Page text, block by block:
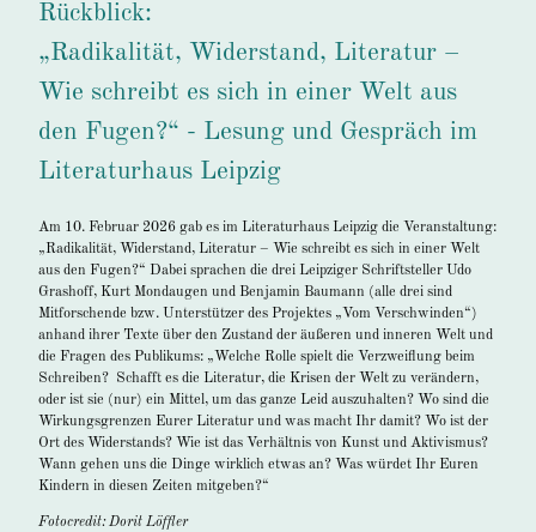
Rückblick:
„Radikalität, Widerstand, Literatur –
Wie schreibt es sich in einer Welt aus
den Fugen?“ - Lesung und Gespräch im
Literaturhaus Leipzig
Am 10. Februar 2026 gab es im Literaturhaus Leipzig die Veranstaltung:
„Radikalität, Widerstand, Literatur – Wie schreibt es sich in einer Welt
aus den Fugen?“ Dabei sprachen die drei Leipziger Schriftsteller Udo
Grashoff, Kurt Mondaugen und Benjamin Baumann (alle drei sind
Mitforschende bzw. Unterstützer des Projektes „Vom Verschwinden“)
anhand ihrer Texte über den Zustand der äußeren und inneren Welt und
die Fragen des Publikums: „Welche Rolle spielt die Verzweiflung beim
Schreiben? Schafft es die Literatur, die Krisen der Welt zu verändern,
oder ist sie (nur) ein Mittel, um das ganze Leid auszuhalten? Wo sind die
Wirkungsgrenzen Eurer Literatur und was macht Ihr damit? Wo ist der
Ort des Widerstands? Wie ist das Verhältnis von Kunst und Aktivismus?
Wann gehen uns die Dinge wirklich etwas an? Was würdet Ihr Euren
Kindern in diesen Zeiten mitgeben?“
Fotocredit: Dorit Löffler